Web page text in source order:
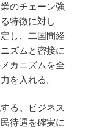
のチェーン強
特徴に対し
し、二国間経
ズムと密接に
カニズムを全
を入れる。
る。ビジネス
待遇を確実に